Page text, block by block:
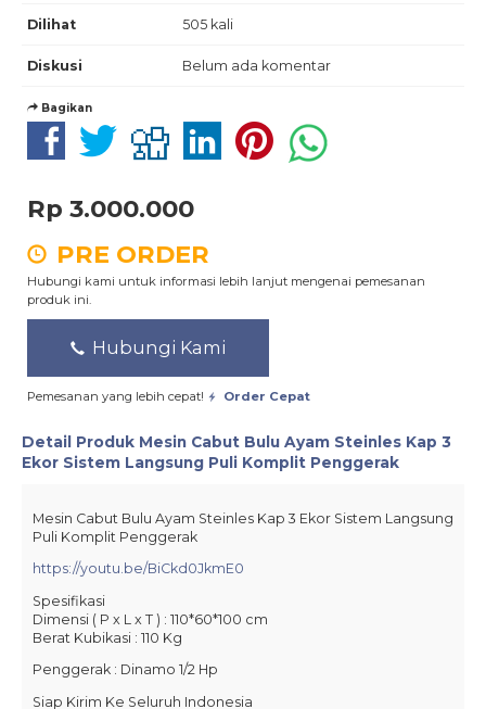
Dilihat 505 kali
Diskusi Belum ada komentar
Bagikan
Rp 3.000.000
PRE ORDER
Hubungi kami untuk informasi lebih lanjut mengenai pemesanan
produk ini.
Hubungi Kami
Pemesanan yang lebih cepat! Order Cepat
Detail Produk Mesin Cabut Bulu Ayam Steinles Kap 3
Ekor Sistem Langsung Puli Komplit Penggerak
Mesin Cabut Bulu Ayam Steinles Kap 3 Ekor Sistem Langsung
Puli Komplit Penggerak
https://youtu.be/BiCkd0JkmE0
Spesifikasi
Dimensi ( P x L x T ) : 110*60*100 cm
Berat Kubikasi : 110 Kg
Penggerak : Dinamo 1/2 Hp
Siap Kirim Ke Seluruh Indonesia